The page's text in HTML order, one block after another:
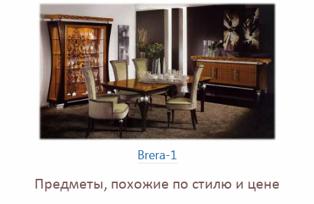
Brera-1
Предметы, похожие по стилю и цене